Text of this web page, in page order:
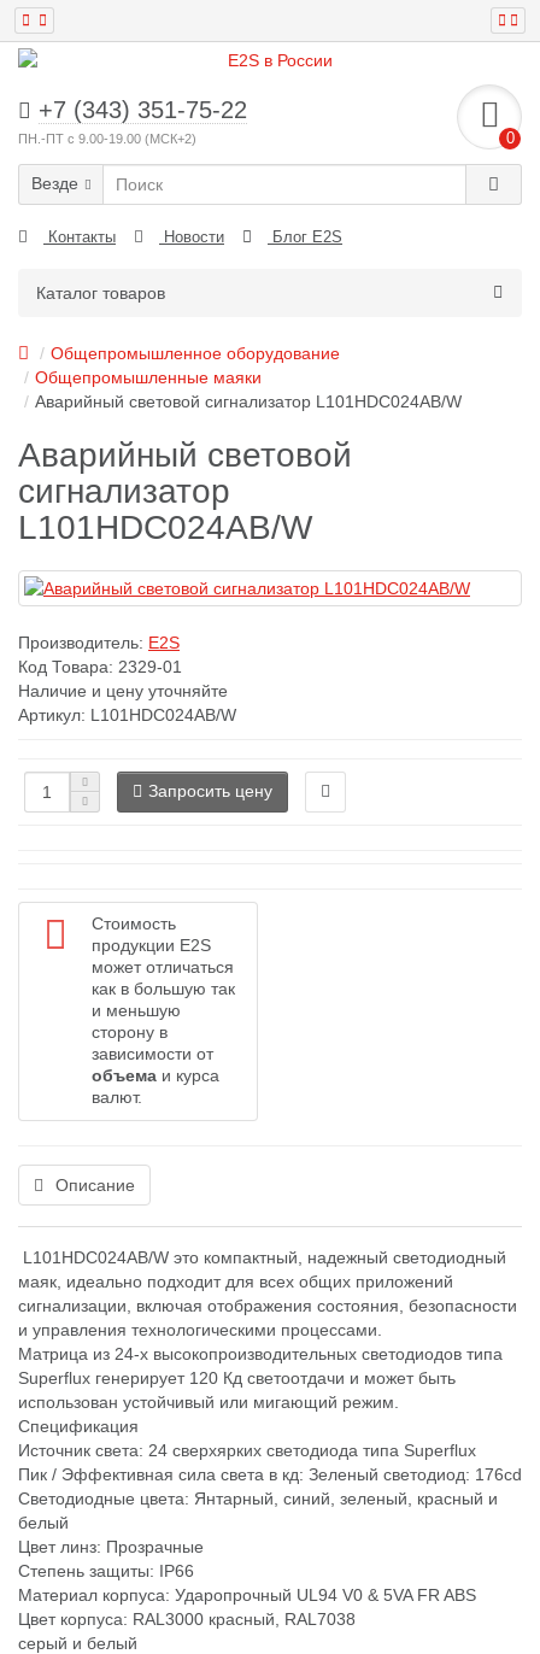
+7 (343) 351-75-22
ПН.-ПТ с 9.00-19.00 (МСК+2) 0
Везде
Контакты Новости Блог E2S
Каталог товаров
Общепромышленное оборудование
Общепромышленные маяки
Аварийный световой сигнализатор L101HDC024AB/W
Аварийный световой
сигнализатор
L101HDC024AB/W
Производитель: E2S
Код Товара: 2329-01
Наличие и цену уточняйте
Артикул: L101HDC024AB/W
Запросить цену
Стоимость
продукции E2S
может отличаться
как в большую так
и меньшую
сторону в
зависимости от
объема и курса
валют.
Описание
L101HDC024AB/W это компактный, надежный светодиодный
маяк, идеально подходит для всех общих приложений
сигнализации, включая отображения состояния, безопасности
и управления технологическими процессами.
Матрица из 24-х высокопроизводительных светодиодов типа
Superflux генерирует 120 Кд светоотдачи и может быть
использован устойчивый или мигающий режим.
Спецификация
Источник света: 24 сверхярких светодиода типа Superflux
Пик / Эффективная сила света в кд: Зеленый светодиод: 176cd
Светодиодные цвета: Янтарный, синий, зеленый, красный и
белый
Цвет линз: Прозрачные
Степень защиты: IP66
Материал корпуса: Ударопрочный UL94 V0 & 5VA FR ABS
Цвет корпуса: RAL3000 красный, RAL7038
серый и белый